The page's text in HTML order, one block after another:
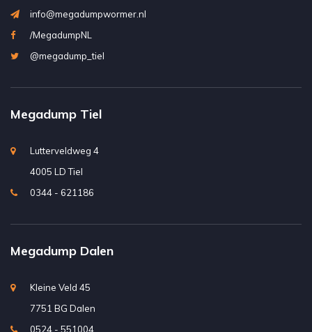
info@megadumpwormer.nl
/MegadumpNL
@megadump_tiel
Megadump Tiel
Lutterveldweg 4
4005 LD Tiel
0344 - 621186
Megadump Dalen
Kleine Veld 45
7751 BG Dalen
0524 - 551004